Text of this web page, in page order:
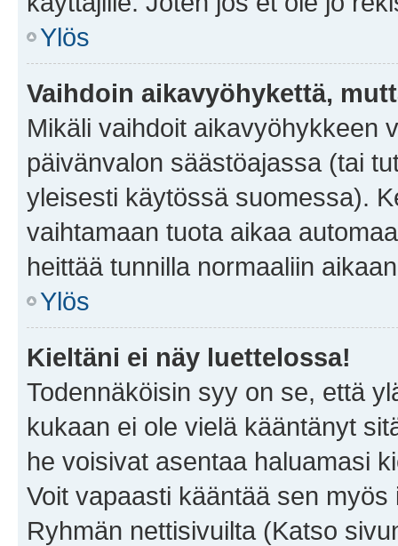
Ylös
Vaihdoin aikavyöhykettä,
Mikäli vaihdoit aikavyöhykkeen
päivänvalon säästöajassa (tai
yleisesti käytössä suomessa).
vaihtamaan tuota aikaa
heittää tunnilla normaaliin
Ylös
Kieltäni ei näy luettelossa!
Todennäköisin syy on se, että
kukaan ei ole vielä kääntänyt
he voisivat asentaa haluamasi
Voit vapaasti kääntää sen
Ryhmän nettisivuilta (Katso